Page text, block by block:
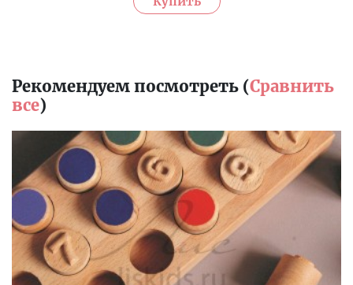
Рекомендуем посмотреть (Сравнить
все)